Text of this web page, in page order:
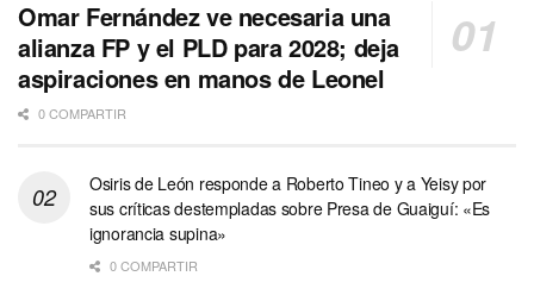
Omar Fernández ve necesaria una
alianza FP y el PLD para 2028; deja
aspiraciones en manos de Leonel
0 COMPARTIR
Osiris de León responde a Roberto Tineo y a Yeisy por
sus críticas destempladas sobre Presa de Guaiguí: «Es
ignorancia supina»
0 COMPARTIR